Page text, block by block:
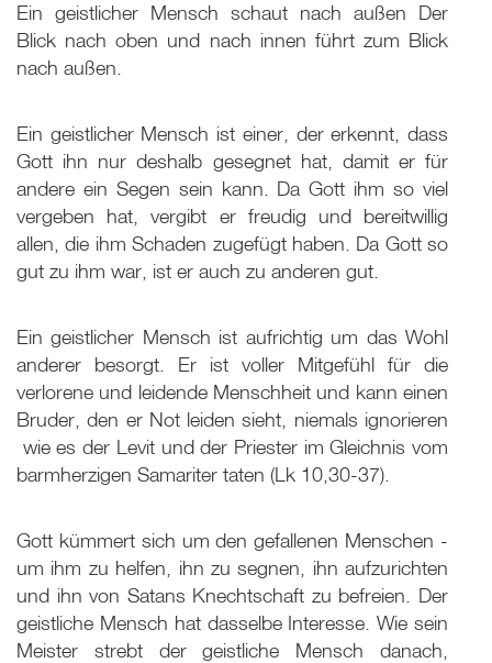
Ein geistlicher Mensch schaut nach außen Der
Blick nach oben und nach innen führt zum Blick
nach außen.
Ein geistlicher Mensch ist einer, der erkennt, dass
Gott ihn nur deshalb gesegnet hat, damit er für
andere ein Segen sein kann. Da Gott ihm so viel
vergeben hat, vergibt er freudig und bereitwillig
allen, die ihm Schaden zugefügt haben. Da Gott so
gut zu ihm war, ist er auch zu anderen gut.
Ein geistlicher Mensch ist aufrichtig um das Wohl
anderer besorgt. Er ist voller Mitgefühl für die
verlorene und leidende Menschheit und kann einen
Bruder, den er Not leiden sieht, niemals ignorieren
­ wie es der Levit und der Priester im Gleichnis vom
barmherzigen Samariter taten (Lk 10 ,30-37).
Gott kümmert sich um den gefallenen Menschen ­
um ihm zu helfen, ihn zu segnen, ihn aufzurichten
und ihn von Satans Knechtschaft zu befreien. Der
geistliche Mensch hat dasselbe Interesse. Wie sein
Meister strebt der geistliche Mensch danach,